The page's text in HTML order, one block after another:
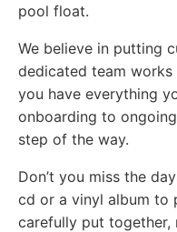
pool float.
We believe in putting
dedicated team works
you have everything
onboarding to
step of the way.
Don’t you miss the
cd or a vinyl album to
carefully put together,